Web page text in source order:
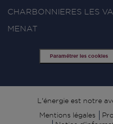
CHARBONNIERES LES
MENAT
Paramétrer les cookies
Signature
L'énergie est notre
Mentions légales